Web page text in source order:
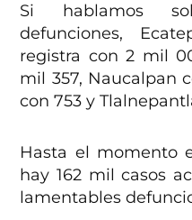
Si hablamos
defunciones,
registra con 2 mil
mil 357, Naucalpan
con 753 y
Hasta el momento
hay 162 mil casos
lamentables